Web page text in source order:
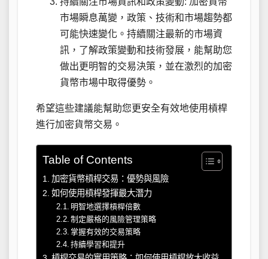
市場瞬息萬變，政策、技術和市場趨勢都
可能快速變化。持續關注最新的市場資
訊，了解政策變動和技術發展，能幫助您
做出更明智的交易決策，並在激烈的加密
貨幣市場中取得優勢。
希望這些建議能幫助您更安全有效地使用槓桿
進行加密貨幣交易。
Table of Contents
加密貨幣槓桿交易：優勢與風險
如何使用槓桿發揮最大潛力
明智地選擇槓桿倍數
制定嚴格的風險管理策略
掌握有效的交易策略
持續學習和提升